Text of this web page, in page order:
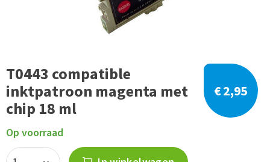
T0443 compatible
inktpatroon magenta met
chip 18 ml
€ 2,95
Op voorraad